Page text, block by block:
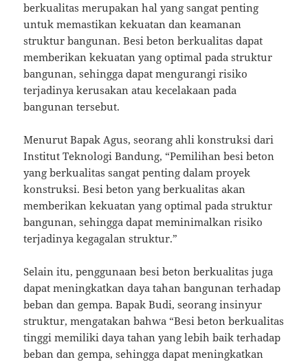
berkualitas merupakan hal yang sangat penting
untuk memastikan kekuatan dan keamanan
struktur bangunan. Besi beton berkualitas dapat
memberikan kekuatan yang optimal pada struktur
bangunan, sehingga dapat mengurangi risiko
terjadinya kerusakan atau kecelakaan pada
bangunan tersebut.
Menurut Bapak Agus, seorang ahli konstruksi dari
Institut Teknologi Bandung, “Pemilihan besi beton
yang berkualitas sangat penting dalam proyek
konstruksi. Besi beton yang berkualitas akan
memberikan kekuatan yang optimal pada struktur
bangunan, sehingga dapat meminimalkan risiko
terjadinya kegagalan struktur.”
Selain itu, penggunaan besi beton berkualitas juga
dapat meningkatkan daya tahan bangunan terhadap
beban dan gempa. Bapak Budi, seorang insinyur
struktur, mengatakan bahwa “Besi beton berkualitas
tinggi memiliki daya tahan yang lebih baik terhadap
beban dan gempa, sehingga dapat meningkatkan